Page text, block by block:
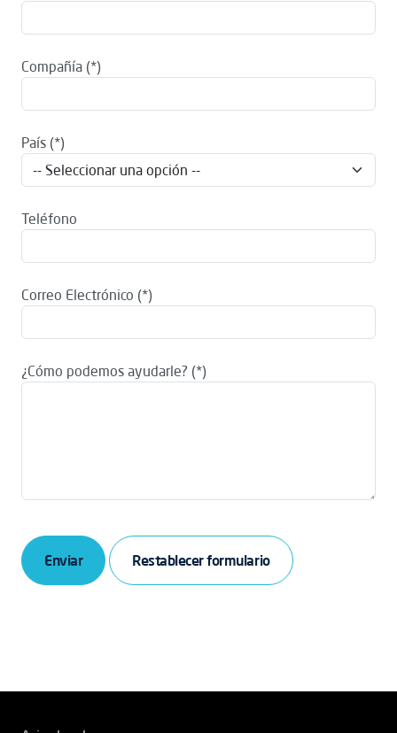
Compañía
País
Teléfono
Correo Electrónico
¿Cómo podemos ayudarle?
Enviar